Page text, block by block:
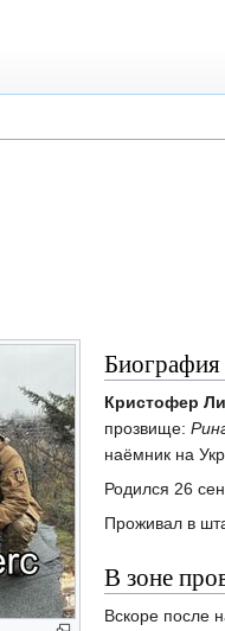
Биография
Кристофер
прозвище:
наёмник на
Родился 26
Проживал в
В зоне
Вскоре после